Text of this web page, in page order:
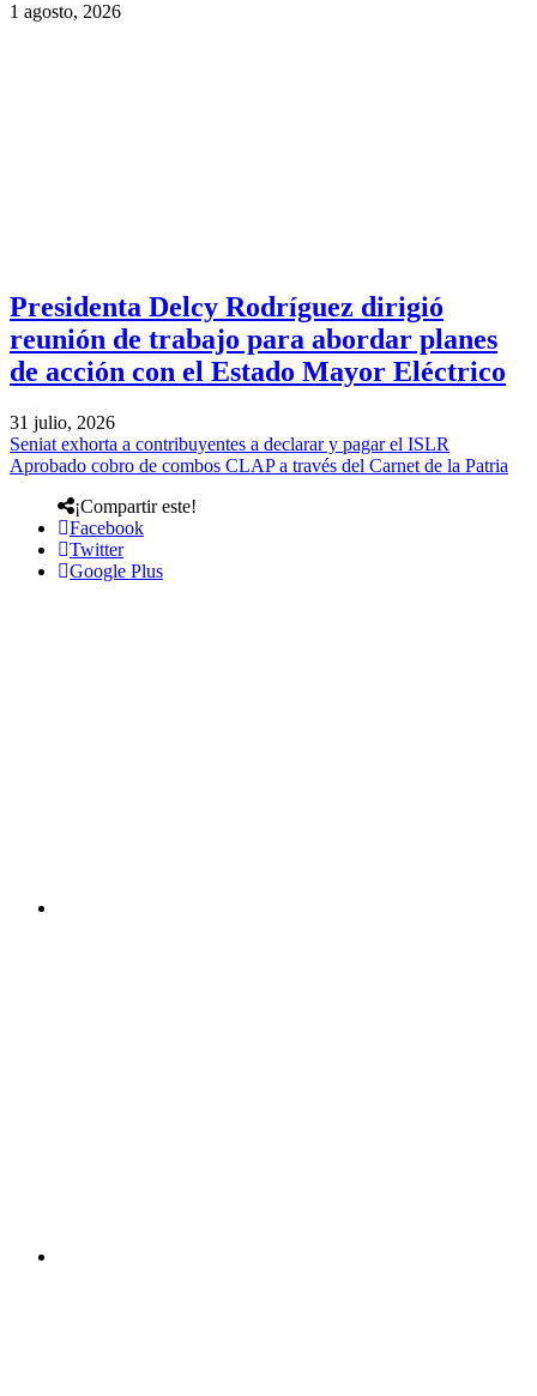
1 agosto, 2026
Presidenta Delcy Rodríguez dirigió
reunión de trabajo para abordar planes
de acción con el Estado Mayor Eléctrico
31 julio, 2026
Seniat exhorta a contribuyentes a declarar y pagar el ISLR
Aprobado cobro de combos CLAP a través del Carnet de la Patria
¡Compartir este!
Facebook
Twitter
Google Plus